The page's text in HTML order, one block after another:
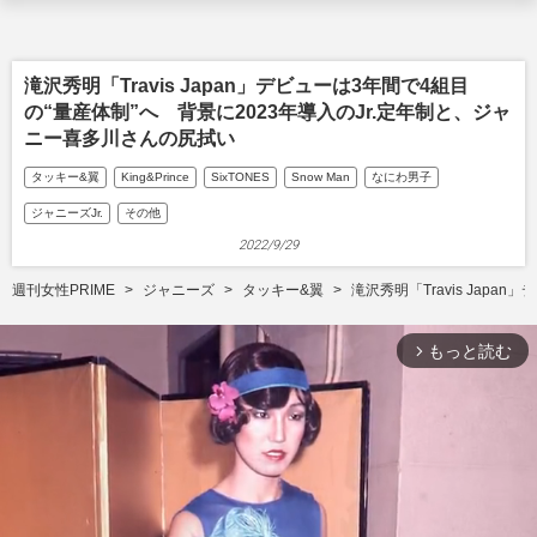
滝沢秀明「Travis Japan」デビューは3年間で4組目
の“量産体制”へ 背景に2023年導入のJr.定年制と、ジャ
ニー喜多川さんの尻拭い
タッキー&翼 King&Prince SixTONES Snow Man なにわ男子
ジャニーズJr. その他
2022/9/29
週刊女性PRIME ジャニーズ タッキー&翼 滝沢秀明「Travis Japan」
arrow_forward_ios もっと読む